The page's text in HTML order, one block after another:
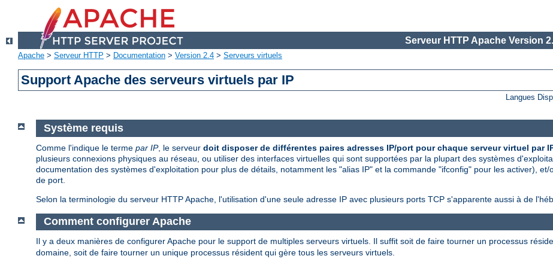
Serveur HTTP Apache Version
Apache > Serveur HTTP > Documentation > Version 2.4 > Serveurs virtuels
Support Apache des serveurs virtuels par IP
Langues
Système requis
Comme l'indique le terme par IP, le serveur doit disposer de différentes paires adresses IP/port pour chaque serveur virtuel par
plusieurs connexions physiques au réseau, ou utiliser des interfaces virtuelles qui sont supportées par la plupart des systèmes
documentation des systèmes d'exploitation pour plus de détails, notamment les "alias IP" et la commande "ifconfig" pour les activer),
de port.
Selon la terminologie du serveur HTTP Apache, l'utilisation d'une seule adresse IP avec plusieurs ports TCP s'apparente aussi à de
Comment configurer Apache
Il y a deux manières de configurer Apache pour le support de multiples serveurs virtuels. Il suffit soit de faire tourner un processus
domaine, soit de faire tourner un unique processus résident qui gère tous les serveurs virtuels.